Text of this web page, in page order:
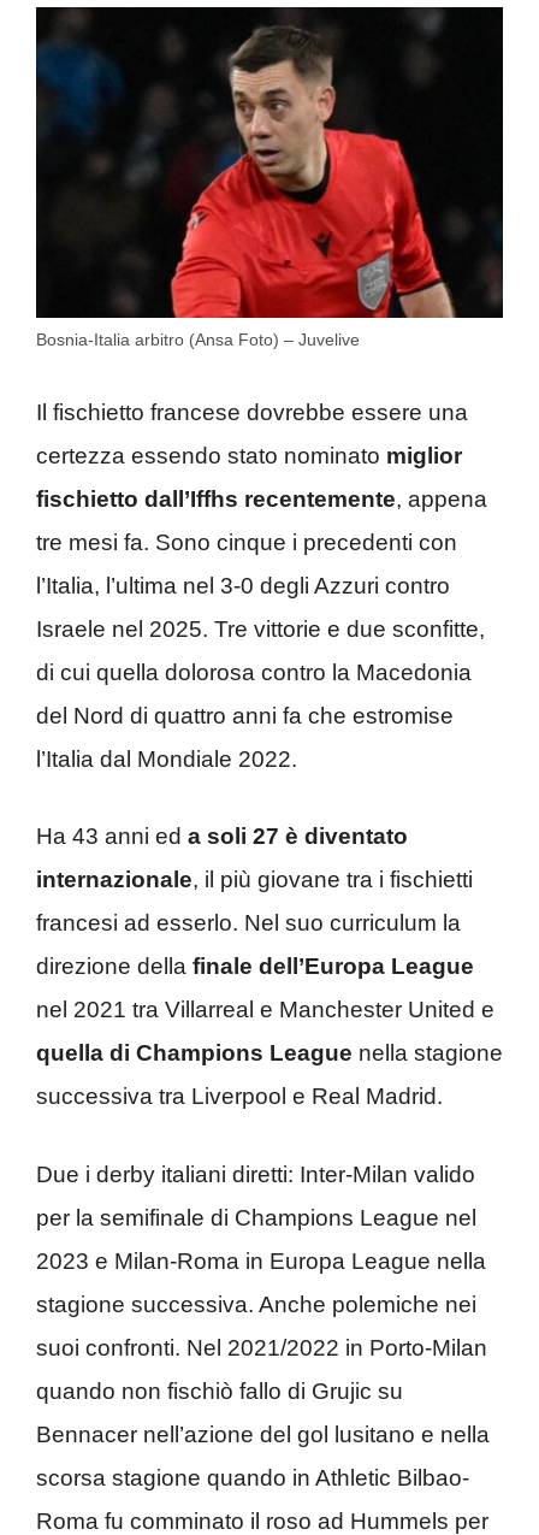
Bosnia-Italia arbitro (Ansa Foto) – Juvelive
Il fischietto francese dovrebbe essere una
certezza essendo stato nominato miglior
fischietto dall’Iffhs recentemente, appena
tre mesi fa. Sono cinque i precedenti con
l’Italia, l’ultima nel 3-0 degli Azzuri contro
Israele nel 2025. Tre vittorie e due sconfitte,
di cui quella dolorosa contro la Macedonia
del Nord di quattro anni fa che estromise
l’Italia dal Mondiale 2022.
Ha 43 anni ed a soli 27 è diventato
internazionale, il più giovane tra i fischietti
francesi ad esserlo. Nel suo curriculum la
direzione della finale dell’Europa League
nel 2021 tra Villarreal e Manchester United e
quella di Champions League nella stagione
successiva tra Liverpool e Real Madrid.
Due i derby italiani diretti: Inter-Milan valido
per la semifinale di Champions League nel
2023 e Milan-Roma in Europa League nella
stagione successiva. Anche polemiche nei
suoi confronti. Nel 2021/2022 in Porto-Milan
quando non fischiò fallo di Grujic su
Bennacer nell’azione del gol lusitano e nella
scorsa stagione quando in Athletic Bilbao-
Roma fu comminato il roso ad Hummels per